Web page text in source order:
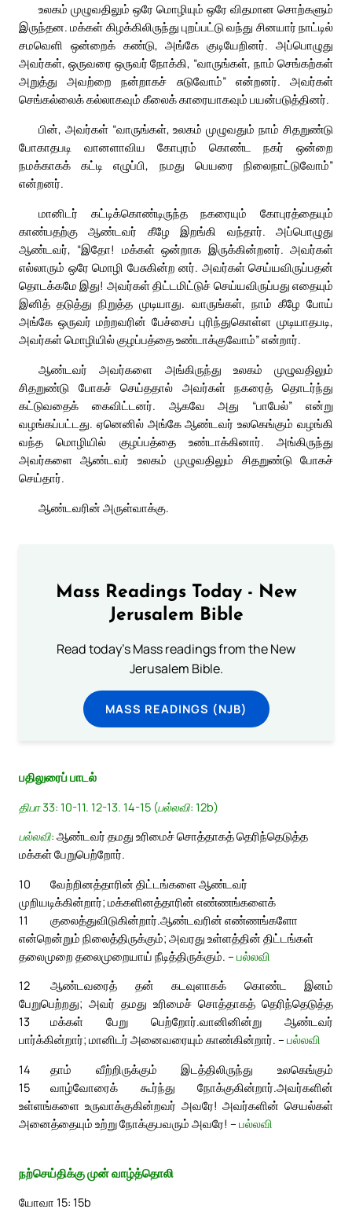
உலகம் முழுவதிலும் ஒரே மொழியும் ஒரே விதமான சொற்களும்
இருந்தன. மக்கள் கிழக்கிலிருந்து புறப்பட்டு வந்து சினயார் நாட்டில்
சமவெளி ஒன்றைக் கண்டு, அங்கே குடியேறினர். அப்பொழுது
அவர்கள், ஒருவரை ஒருவர் நோக்கி, “வாருங்கள், நாம் செங்கற்கள்
அறுத்து அவற்றை நன்றாகச் சுடுவோம்” என்றனர். அவர்கள்
செங்கல்லைக் கல்லாகவும் கீலைக் காரையாகவும் பயன்படுத்தினர்.
பின், அவர்கள் “வாருங்கள், உலகம் முழுவதும் நாம் சிதறுண்டு
போகாதபடி வானளாவிய கோபுரம் கொண்ட நகர் ஒன்றை
நமக்காகக் கட்டி எழுப்பி, நமது பெயரை நிலைநாட்டுவோம்”
என்றனர்.
மானிடர் கட்டிக்கொண்டிருந்த நகரையும் கோபுரத்தையும்
காண்பதற்கு ஆண்டவர் கீழே இறங்கி வந்தார். அப்பொழுது
ஆண்டவர், “இதோ! மக்கள் ஒன்றாக இருக்கின்றனர். அவர்கள்
எல்லாரும் ஒரே மொழி பேசுகின்ற னர். அவர்கள் செய்யவிருப்பதன்
தொடக்கமே இது! அவர்கள் திட்டமிட்டுச் செய்யவிருப்பது எதையும்
இனித் தடுத்து நிறுத்த முடியாது. வாருங்கள், நாம் கீழே போய்
அங்கே ஒருவர் மற்றவரின் பேச்சைப் புரிந்துகொள்ள முடியாதபடி,
அவர்கள் மொழியில் குழப்பத்தை உண்டாக்குவோம்” என்றார்.
ஆண்டவர் அவர்களை அங்கிருந்து உலகம் முழுவதிலும்
சிதறுண்டு போகச் செய்ததால் அவர்கள் நகரைத் தொடர்ந்து
கட்டுவதைக் கைவிட்டனர். ஆகவே அது “பாபேல்” என்று
வழங்கப்பட்டது. ஏனெனில் அங்கே ஆண்டவர் உலகெங்கும் வழங்கி
வந்த மொழியில் குழப்பத்தை உண்டாக்கினார். அங்கிருந்து
அவர்களை ஆண்டவர் உலகம் முழுவதிலும் சிதறுண்டு போகச்
செய்தார்.
ஆண்டவரின் அருள்வாக்கு.
Mass Readings Today - New
Jerusalem Bible
Read today's Mass readings from the New
Jerusalem Bible.
MASS READINGS (NJB)
பதிலுரைப் பாடல்
திபா 33: 10-11. 12-13. 14-15 (பல்லவி: 12b)
பல்லவி: ஆண்டவர் தமது உரிமைச் சொத்தாகத் தெரிந்தெடுத்த
மக்கள் பேறுபெற்றோர்.
10
வேற்றினத்தாரின் திட்டங்களை ஆண்டவர்
முறியடிக்கின்றார்; மக்களினத்தாரின் எண்ணங்களைக்
குலைத்துவிடுகின்றார்.
11
ஆண்டவரின் எண்ணங்களோ
என்றென்றும் நிலைத்திருக்கும்; அவரது உள்ளத்தின் திட்டங்கள்
தலைமுறை தலைமுறையாய் நீடித்திருக்கும். – பல்லவி
12
ஆண்டவரைத் தன் கடவுளாகக் கொண்ட இனம்
பேறுபெற்றது; அவர் தமது உரிமைச் சொத்தாகத் தெரிந்தெடுத்த
மக்கள் பேறு பெற்றோர்.
13
வானினின்று ஆண்டவர்
பார்க்கின்றார்; மானிடர் அனைவரையும் காண்கின்றார். – பல்லவி
14
தாம் வீற்றிருக்கும் இடத்திலிருந்து உலகெங்கும்
வாழ்வோரைக் கூர்ந்து நோக்குகின்றார்.
15
அவர்களின்
உள்ளங்களை உருவாக்குகின்றவர் அவரே! அவர்களின் செயல்கள்
அனைத்தையும் உற்று நோக்குபவரும் அவரே! – பல்லவி
நற்செய்திக்கு முன் வாழ்த்தொலி
யோவா 15: 15b